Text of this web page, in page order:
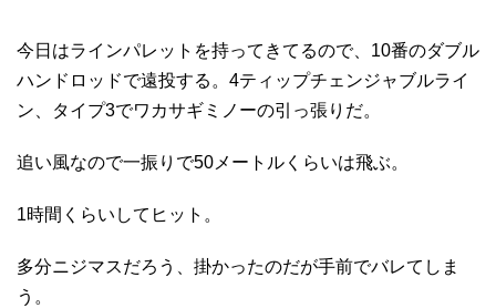
今日はラインパレットを持ってきてるので、10番のダブル
ハンドロッドで遠投する。4ティップチェンジャブルライ
ン、タイプ3でワカサギミノーの引っ張りだ。
追い風なので一振りで50メートルくらいは飛ぶ。
1時間くらいしてヒット。
多分ニジマスだろう、掛かったのだが手前でバレてしま
う。